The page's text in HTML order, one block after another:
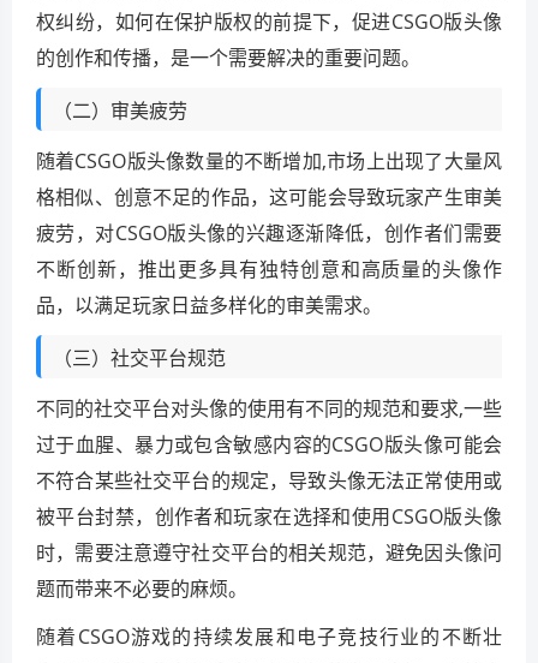
权纠纷，如何在保护版权的前提下，促进CSGO版头像
的创作和传播，是一个需要解决的重要问题。
（二）审美疲劳
随着CSGO版头像数量的不断增加,市场上出现了大量风
格相似、创意不足的作品，这可能会导致玩家产生审美
疲劳，对CSGO版头像的兴趣逐渐降低，创作者们需要
不断创新，推出更多具有独特创意和高质量的头像作
品，以满足玩家日益多样化的审美需求。
（三）社交平台规范
不同的社交平台对头像的使用有不同的规范和要求,一些
过于血腥、暴力或包含敏感内容的CSGO版头像可能会
不符合某些社交平台的规定，导致头像无法正常使用或
被平台封禁，创作者和玩家在选择和使用CSGO版头像
时，需要注意遵守社交平台的相关规范，避免因头像问
题而带来不必要的麻烦。
随着CSGO游戏的持续发展和电子竞技行业的不断壮